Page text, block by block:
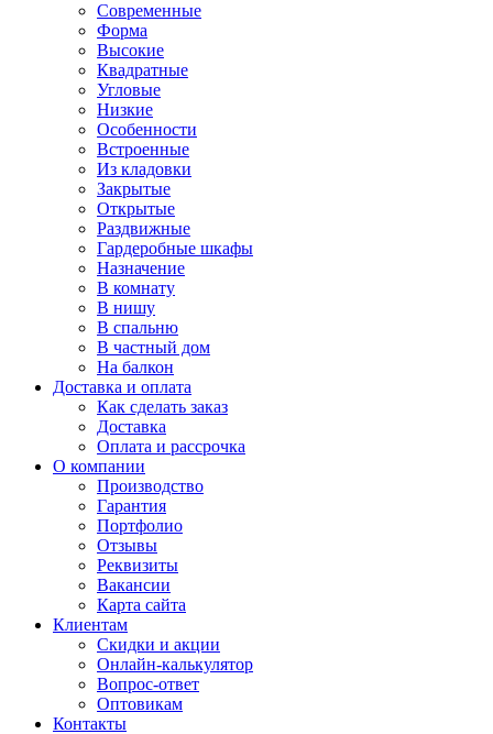
Современные
Форма
Высокие
Квадратные
Угловые
Низкие
Особенности
Встроенные
Из кладовки
Закрытые
Открытые
Раздвижные
Гардеробные шкафы
Назначение
В комнату
В нишу
В спальню
В частный дом
На балкон
Доставка и оплата
Как сделать заказ
Доставка
Оплата и рассрочка
О компании
Производство
Гарантия
Портфолио
Отзывы
Реквизиты
Вакансии
Карта сайта
Клиентам
Скидки и акции
Онлайн-калькулятор
Вопрос-ответ
Оптовикам
Контакты